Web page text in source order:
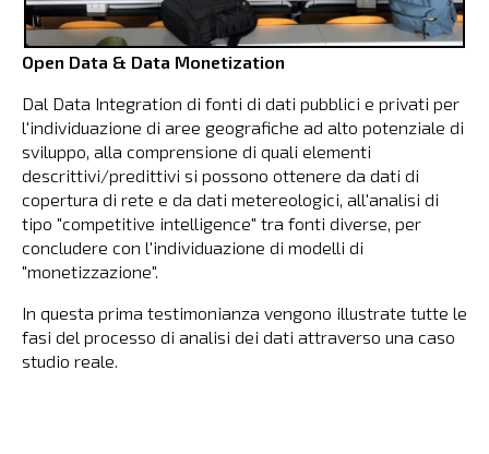
Open Data & Data Monetization
Dal Data Integration di fonti di dati pubblici e privati per
l'individuazione di aree geografiche ad alto potenziale di
sviluppo, alla comprensione di quali elementi
descrittivi/predittivi si possono ottenere da dati di
copertura di rete e da dati metereologici, all'analisi di
tipo "competitive intelligence" tra fonti diverse, per
concludere con l'individuazione di modelli di
"monetizzazione".
In questa prima testimonianza vengono illustrate tutte le
fasi del processo di analisi dei dati attraverso una caso
studio reale.